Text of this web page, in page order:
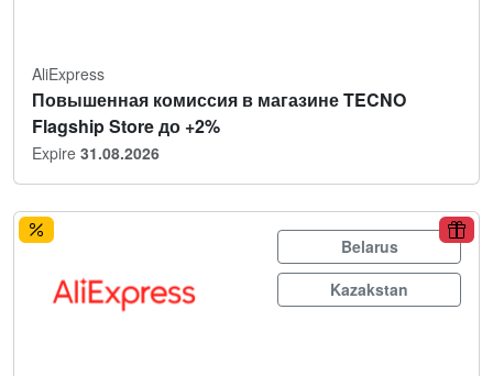
AliExpress
Повышенная комиссия в магазине TECNO
Flagship Store до +2%
Expire 31.08.2026
Belarus
Kazakstan